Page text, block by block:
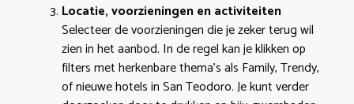
Locatie, voorzieningen en activiteiten
Selecteer de voorzieningen die je zeker terug wil
zien in het aanbod. In de regel kan je klikken op
filters met herkenbare thema’s als Family, Trendy,
of nieuwe hotels in San Teodoro. Je kunt verder